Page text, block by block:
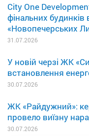
City One
фінальних будинків
«Новопечерських
31.07.2026
У новій черзі ЖК
встановлення
30.07.2026
ЖК «Райдужний»:
провело виїзну
30.07.2026